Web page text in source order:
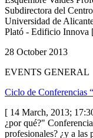
Subdirectora del
Universidad de
Plató - Edificio Innova
28 October 2013
EVENTS GENERAL
Ciclo de Conferencias
[ 14 March, 2013;
¿por qué?"
profesionales? ¿y a